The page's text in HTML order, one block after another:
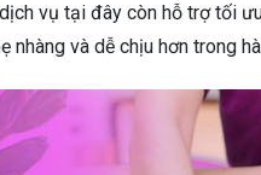
vụ tại đây còn hỗ trợ tối
và dễ chịu hơn trong